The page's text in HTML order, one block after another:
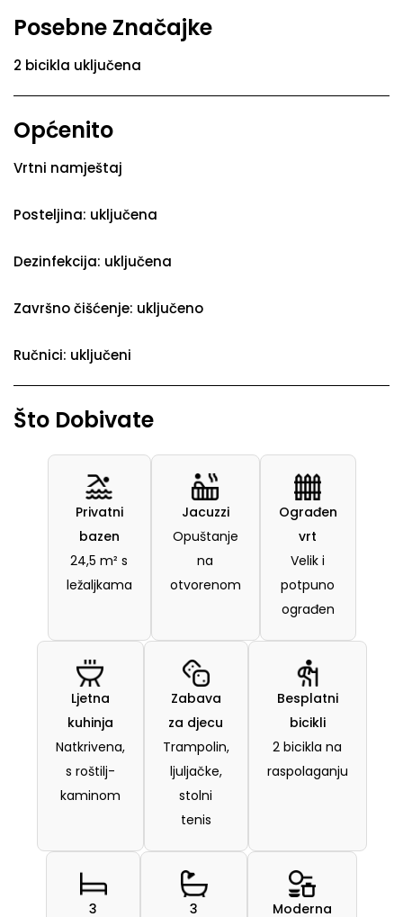
Posebne Značajke
2 bicikla uključena
Općenito
Vrtni namještaj
Posteljina: uključena
Dezinfekcija: uključena
Završno čišćenje: uključeno
Ručnici: uključeni
Što Dobivate
Privatni
bazen
24,5 m² s
ležaljkama
Jacuzzi
Opuštanje
na
otvorenom
Ograđen
vrt
Velik i
potpuno
ograđen
Ljetna
kuhinja
Natkrivena,
s roštilj-
kaminom
Zabava
za djecu
Trampolin,
ljuljačke,
stolni
tenis
Besplatni
bicikli
2 bicikla na
raspolaganju
3 3 Moderna